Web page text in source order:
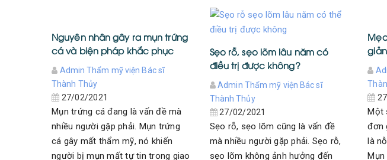
Nguyên nhân gây ra mụn trứng
cá và biện pháp khắc phục
Admin Thẩm mỹ viện Bác sĩ
Thành Thủy
27/02/2021
Mụn trứng cá đang là vấn đề mà
nhiều người gặp phải. Mụn trứng
cá gây mất thẩm mỹ, nó khiến
người bị mụn mất tự tin trong giao
Sẹo rỗ, sẹo lõm lâu năm có
điều trị được không?
Admin Thẩm mỹ viện Bác sĩ
Thành Thủy
27/02/2021
Sẹo rỗ, sẹo lõm cũng là vấn đề
mà nhiều người gặp phải. Sẹo rỗ,
sẹo lõm không ảnh hưởng đến
Một
đơn
là